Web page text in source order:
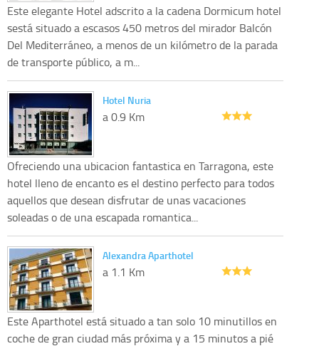
Este elegante Hotel adscrito a la cadena Dormicum hotel
sestá situado a escasos 450 metros del mirador Balcón
Del Mediterráneo, a menos de un kilómetro de la parada
de transporte público, a m...
Hotel Nuria
a 0.9 Km
Ofreciendo una ubicacion fantastica en Tarragona, este
hotel lleno de encanto es el destino perfecto para todos
aquellos que desean disfrutar de unas vacaciones
soleadas o de una escapada romantica...
Alexandra Aparthotel
a 1.1 Km
Este Aparthotel está situado a tan solo 10 minutillos en
coche de gran ciudad más próxima y a 15 minutos a pié